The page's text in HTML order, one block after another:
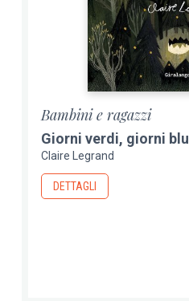
Bambini e ragazzi
Giorni verdi, giorni blu
Claire Legrand
DETTAGLI